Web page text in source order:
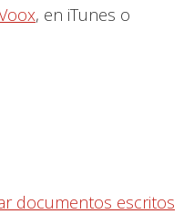
, en iTunes o
documentos escritos